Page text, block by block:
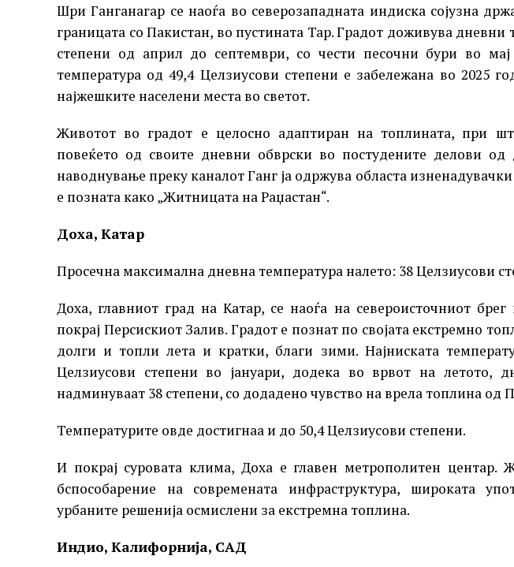
Шри Ганганагар се наоѓа во северозападната индиска сојузна
границата со Пакистан, во пустината Тар. Градот доживува дневни
степени од април до септември, со чести песочни бури во мај
температура од 49,4 Целзиусови степени е забележана во 2025
најжешките населени места во светот.
Животот во градот е целосно адаптиран на топлината, при
повеќето од своите дневни обврски во постудените делови
наводнување преку каналот Ганг ја одржува областа
е позната како „Житницата на Раџастан“.
Доха, Катар
Просечна максимална дневна температура налето: 38 Целзиусови
Доха, главниот град на Катар, се наоѓа на североисточниот
покрај Персискиот Залив. Градот е познат по својата екстремно
долги и топли лета и кратки, благи зими. Најниската
Целзиусови степени во јануари, додека во врвот на летото,
надминуваат 38 степени, со додадено чувство на врела топлина од
Температурите овде достигнаа и до 50,4 Целзиусови степени.
И покрај суровата клима, Доха е главен метрополитен центар.
бспособарение на современата инфраструктура, широката
урбаните решенија осмислени за екстремна топлина.
Индио, Калифорнија, САД